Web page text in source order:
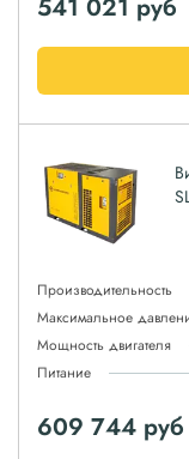
541 021 руб
Производительность
Максимальное
Мощность двигателя
Питание
609 744 руб